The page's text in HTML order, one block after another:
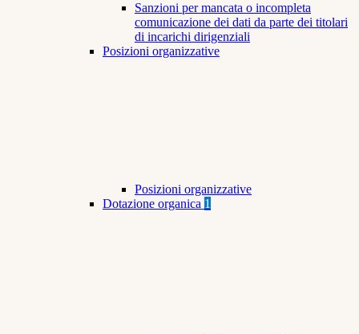
Sanzioni per mancata o incompleta
comunicazione dei dati da parte dei titolari
di incarichi dirigenziali
Posizioni organizzative
Posizioni organizzative
Dotazione organica 1